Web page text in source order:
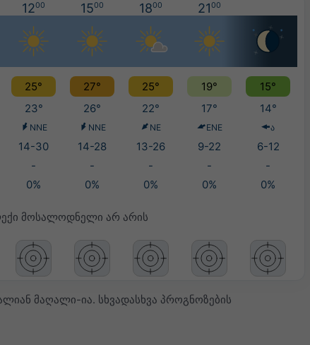
1200 1500 1800 2100
25° 27° 25° 19°
15°
23° 26° 22° 17° 14°
NNE NNE NE ENE ა
14-30 14-28 13-26 9-22
6-12
- - - -
-
0% 0% 0% 0% 0%
მოსალოდნელი არ არის
მაღალი-ია. სხვადასხვა პროგნოზების